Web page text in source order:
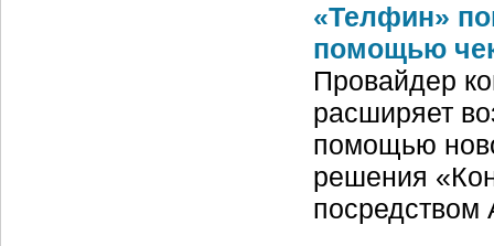
«Телфин»
помощью
Провайдер
расширяет
помощью
решения